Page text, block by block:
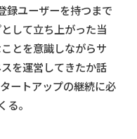
録ユーザーを持つまで
して立ち上がった当
とを意識しながらサ
を運営してきたか話
ートアップの継続に必
。